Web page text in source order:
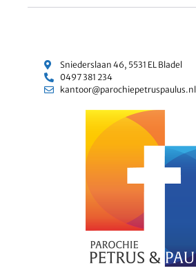
Sniederslaan 46, 5531 EL Bladel
0497 381 234
kantoor@parochiepetruspaulus.nl